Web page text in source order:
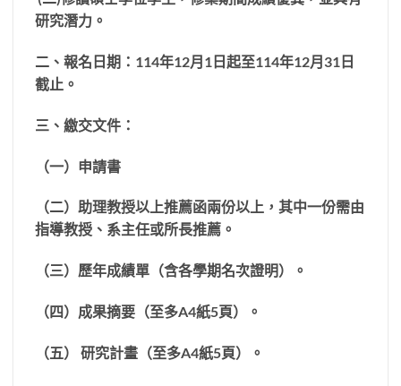
研究潛力。
二、報名日期： 114年12月1日起至114年12月31日
截止。
三、繳交文件：
（一）申請書
（二） 助理教授以上推薦函兩份以上，其中一份需由
指導教授、系主任或所長推薦。
（三）歷年成績單（含各學期名次證明） 。
（四） 成果摘要（至多A4紙5頁）。
（五） 研究計畫（至多A4紙5頁）。